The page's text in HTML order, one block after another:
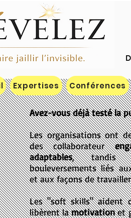
Soft Skills
Avez-vous déjà testé la
Les organisations ont
des collaborateur
adaptables, tandis
bouleversements liés
et aux façons de
Les "soft skills" aident
libèrent lamotivationet
Expertises Conférences